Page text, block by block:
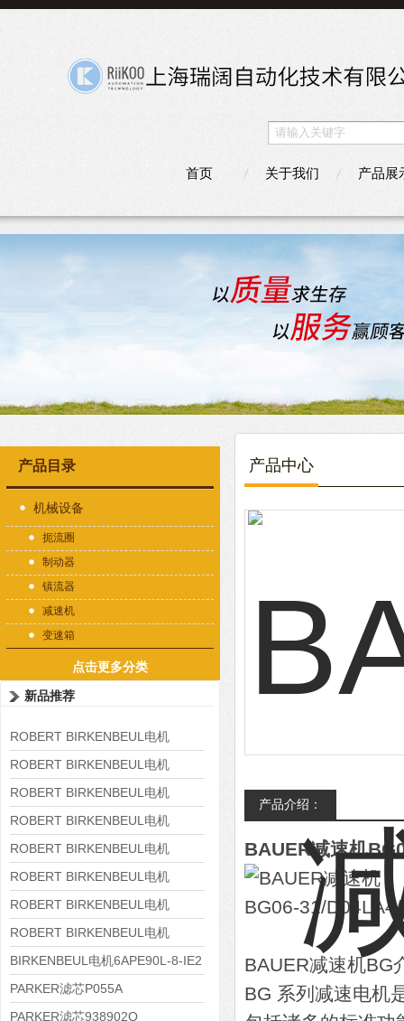
首页 关于我们 产品展
产品目录
机械设备
扼流圈
制动器
镇流器
减速机
变速箱
点击更多分类
新品推荐
ROBERT BIRKENBEUL电机
8APE225M-4-IE3
ROBERT BIRKENBEUL电机
8APE180L-4 IE3
ROBERT BIRKENBEUL电机
8APE160M-6 IE3
ROBERT BIRKENBEUL电机
8APE160L-4-IE3
ROBERT BIRKENBEUL电机
8APE112M-6K-IE3
ROBERT BIRKENBEUL电机
8APE100L-2 IE3
ROBERT BIRKENBEUL电机
8APE90S-4 IE3
ROBERT BIRKENBEUL电机
8APE80M-2K-IE3
BIRKENBEUL电机6APE90L-8-IE2
PARKER滤芯P055A
PARKER滤芯938902Q
产品中心
产品介绍：
BAUER减速机
BAUER减速机BG
BG 系列减速电机